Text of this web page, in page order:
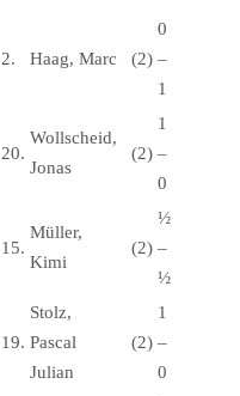
2. Haag, Marc (2)
0
–
1
20.
Wollscheid,
Jonas
(2)
1
–
0
15.
Müller,
Kimi
(2)
½
–
½
19.
Stolz,
Pascal
Julian
(2)
1
–
0